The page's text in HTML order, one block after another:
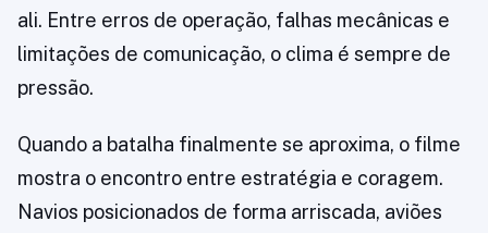
ali. Entre erros de operação, falhas mecânicas e
limitações de comunicação, o clima é sempre de
pressão.
Quando a batalha finalmente se aproxima, o filme
mostra o encontro entre estratégia e coragem.
Navios posicionados de forma arriscada, aviões